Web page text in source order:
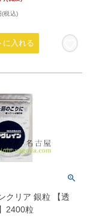
(税込)
に入れる
クリア 銀粒 【透
2400粒